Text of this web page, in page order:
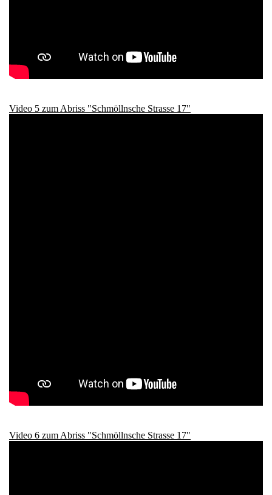
Video 5 zum Abriss "Schmöllnsche Strasse 17"
Video 6 zum Abriss "Schmöllnsche Strasse 17"